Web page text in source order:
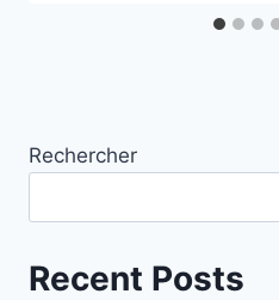
Rechercher
Recent Posts